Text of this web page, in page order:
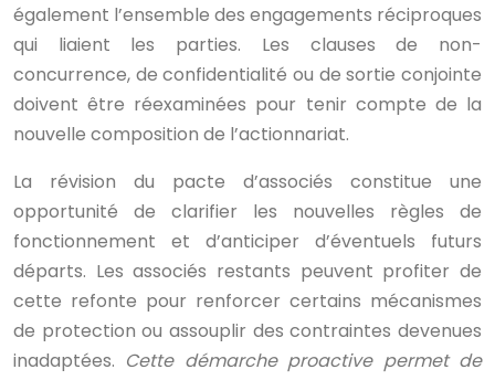
également l’ensemble des engagements réciproques
qui liaient les parties. Les clauses de non-
concurrence, de confidentialité ou de sortie conjointe
doivent être réexaminées pour tenir compte de la
nouvelle composition de l’actionnariat.
La révision du pacte d’associés constitue une
opportunité de clarifier les nouvelles règles de
fonctionnement et d’anticiper d’éventuels futurs
départs. Les associés restants peuvent profiter de
cette refonte pour renforcer certains mécanismes
de protection ou assouplir des contraintes devenues
inadaptées. Cette démarche proactive permet de